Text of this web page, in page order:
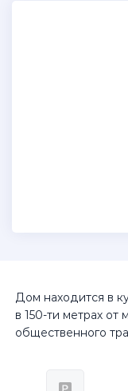
Дом находится в
в 150-ти метрах от
общественного